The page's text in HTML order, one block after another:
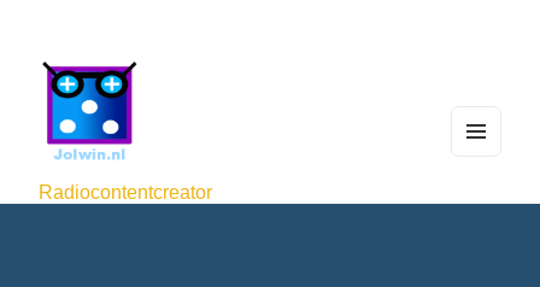
Radiocontentcreator
WIDG